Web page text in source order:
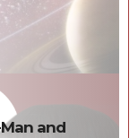
Man and